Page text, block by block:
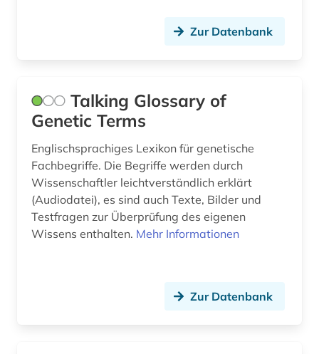
baum (3)
baumaschine (1)
baumaschinen (1)
baumaßnahme (1)
Zur Datenbank
Talking Glossary of
Genetic Terms
Englischsprachiges Lexikon für genetische
Fachbegriffe. Die Begriffe werden durch
Wissenschaftler leichtverständlich erklärt
(Audiodatei), es sind auch Texte, Bilder und
Testfragen zur Überprüfung des eigenen
Wissens enthalten. Mehr Informationen
Zur Datenbank